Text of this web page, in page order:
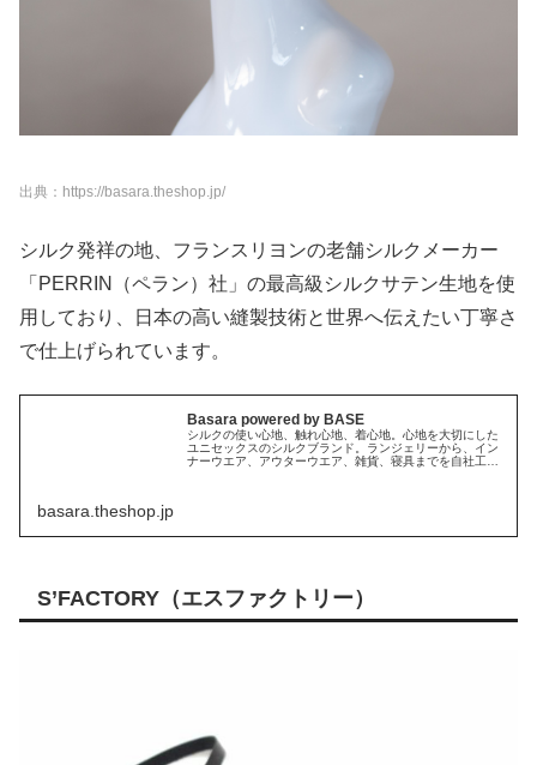
出典：https://basara.theshop.jp/
シルク発祥の地、フランスリヨンの老舗シルクメーカー
「PERRIN（ペラン）社」の最高級シルクサテン生地を使
用しており、日本の高い縫製技術と世界へ伝えたい丁寧さ
で仕上げられています。
Basara powered by BASE
シルクの使い心地、触れ心地、着心地。心地を大切にした
ユニセックスのシルクブランド。ランジェリーから、イン
ナーウエア、アウターウエア、雑貨、寝具までを自社工場
basara.theshop.jp
S’FACTORY（エスファクトリー）